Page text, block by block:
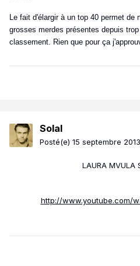
Le fait d'élargir à un top 40 permet de
grosses merdes présentes depuis
classement. Rien que pour ça
Solal
Posté(e) 15 septembre 2013
LAURA MVULA
http://www.youtube.com/